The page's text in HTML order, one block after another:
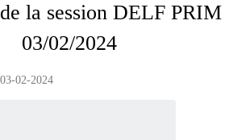
la session DELF PRIM
03/02/2024
02-2024